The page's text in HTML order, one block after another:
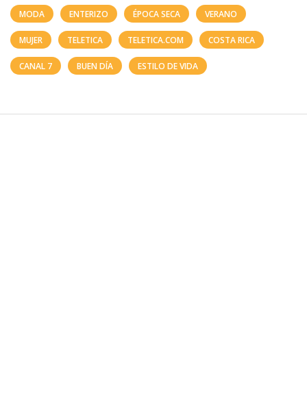
MODA ENTERIZO ÉPOCA SECA VERANO
MUJER TELETICA TELETICA.COM COSTA RICA
CANAL 7 BUEN DÍA ESTILO DE VIDA